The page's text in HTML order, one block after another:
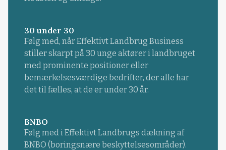
30 under 30
Følg med, når Effektivt Landbrug Business
stiller skarpt på 30 unge aktører i landbruget
med prominente positioner eller
bemærkelsesværdige bedrifter, der alle har
det til fælles, at de er under 30 år.
BNBO
Følg med i Effektivt Landbrugs dækning af
BNBO (boringsnære beskyttelsesområder).